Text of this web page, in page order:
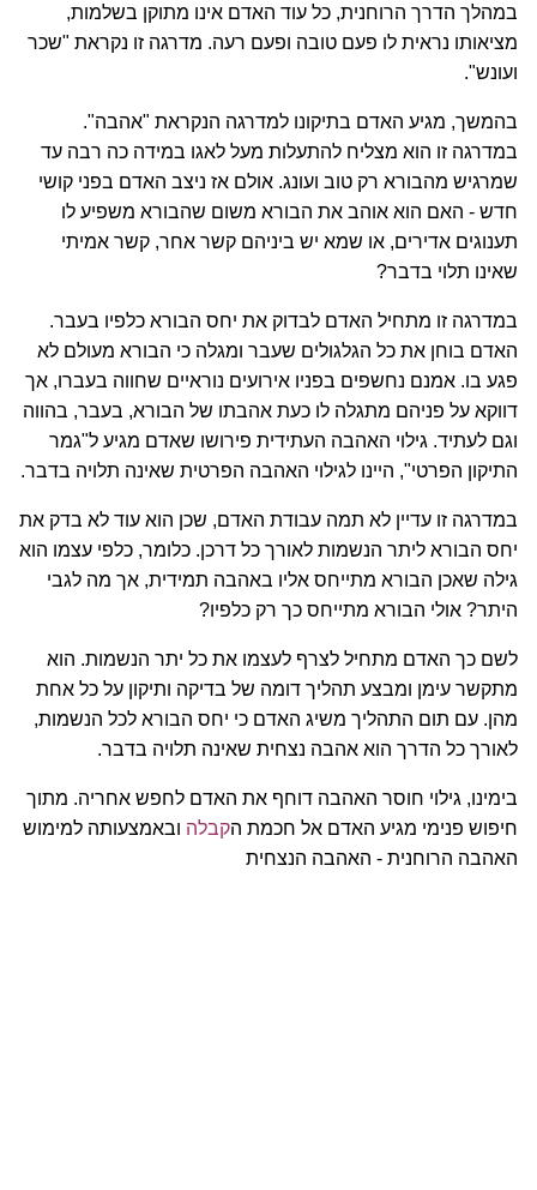
במהלך הדרך הרוחנית, כל עוד האדם אינו מתוקן בשלמות,
מציאותו נראית לו פעם טובה ופעם רעה. מדרגה זו נקראת "שכר
ועונש".
בהמשך, מגיע האדם בתיקונו למדרגה הנקראת "אהבה".
במדרגה זו הוא מצליח להתעלות מעל לאגו במידה כה רבה עד
שמרגיש מהבורא רק טוב ועונג. אולם אז ניצב האדם בפני קושי
חדש - האם הוא אוהב את הבורא משום שהבורא משפיע לו
תענוגים אדירים, או שמא יש ביניהם קשר אחר, קשר אמיתי
שאינו תלוי בדבר?
במדרגה זו מתחיל האדם לבדוק את יחס הבורא כלפיו בעבר.
האדם בוחן את כל הגלגולים שעבר ומגלה כי הבורא מעולם לא
פגע בו. אמנם נחשפים בפניו אירועים נוראיים שחווה בעברו, אך
דווקא על פניהם מתגלה לו כעת אהבתו של הבורא, בעבר, בהווה
וגם לעתיד. גילוי האהבה העתידית פירושו שאדם מגיע ל"גמר
התיקון הפרטי", היינו לגילוי האהבה הפרטית שאינה תלויה בדבר.
במדרגה זו עדיין לא תמה עבודת האדם, שכן הוא עוד לא בדק את
יחס הבורא ליתר הנשמות לאורך כל דרכן. כלומר, כלפי עצמו הוא
גילה שאכן הבורא מתייחס אליו באהבה תמידית, אך מה לגבי
היתר? אולי הבורא מתייחס כך רק כלפיו?
לשם כך האדם מתחיל לצרף לעצמו את כל יתר הנשמות. הוא
מתקשר עימן ומבצע תהליך דומה של בדיקה ותיקון על כל אחת
מהן. עם תום התהליך משיג האדם כי יחס הבורא לכל הנשמות,
לאורך כל הדרך הוא אהבה נצחית שאינה תלויה בדבר.
בימינו, גילוי חוסר האהבה דוחף את האדם לחפש אחריה. מתוך
חיפוש פנימי מגיע האדם אל חכמת הקבלה ובאמצעותה למימוש
האהבה הרוחנית - האהבה הנצחית